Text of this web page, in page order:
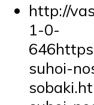
http://
1-0-
suhoi-